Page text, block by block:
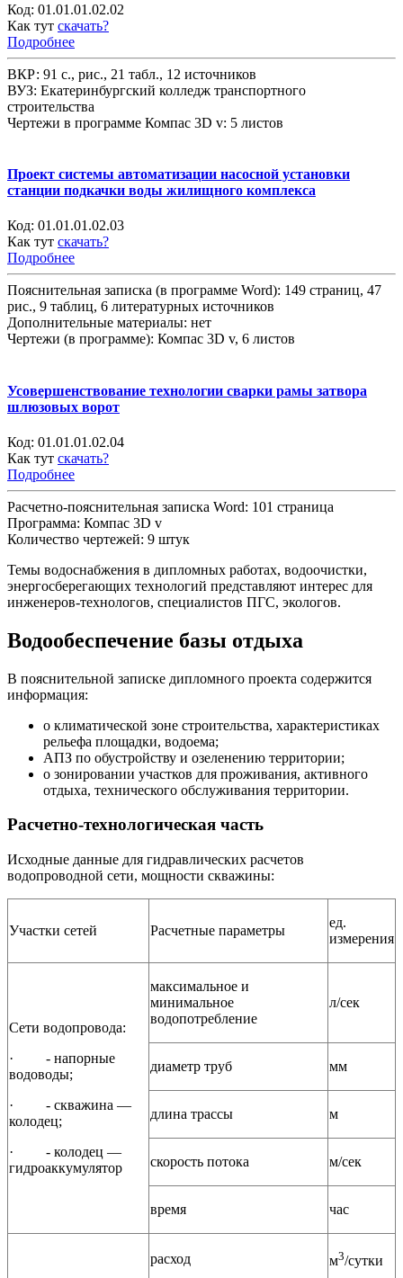
Код: 01.01.01.02.02
Как тут скачать?
Подробнее
ВКР: 91 с., рис., 21 табл., 12 источников
ВУЗ: Екатеринбургский колледж транспортного
строительства
Чертежи в программе Компас 3D v: 5 листов
Проект системы автоматизации насосной установки
станции подкачки воды жилищного комплекса
Код: 01.01.01.02.03
Как тут скачать?
Подробнее
Пояснительная записка (в программе Word): 149 страниц, 47
рис., 9 таблиц, 6 литературных источников
Дополнительные материалы: нет
Чертежи (в программе): Компас 3D v, 6 листов
Усовершенствование технологии сварки рамы затвора
шлюзовых ворот
Код: 01.01.01.02.04
Как тут скачать?
Подробнее
Расчетно-пояснительная записка Word: 101 страница
Программа: Компас 3D v
Количество чертежей: 9 штук
Темы водоснабжения в дипломных работах, водоочистки,
энергосберегающих технологий представляют интерес для
инженеров-технологов, специалистов ПГС, экологов.
Водообеспечение базы отдыха
В пояснительной записке дипломного проекта содержится
информация:
о климатической зоне строительства, характеристиках
рельефа площадки, водоема;
АПЗ по обустройству и озеленению территории;
о зонировании участков для проживания, активного
отдыха, технического обслуживания территории.
Расчетно-технологическая часть
Исходные данные для гидравлических расчетов
водопроводной сети, мощности скважины:
Участки сетей Расчетные параметры
ед.
измерения
Сети водопровода:
· - напорные
водоводы;
· - скважина —
колодец;
· - колодец —
гидроаккумулятор
максимальное и
минимальное
водопотребление
л/сек
диаметр труб мм
длина трассы м
скорость потока м/сек
время час
расход м3/сутки